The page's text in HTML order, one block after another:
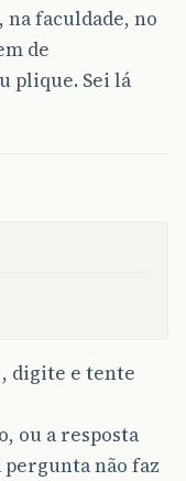
faculdade, no
de
plique. Sei lá
, digite e tente
ou a resposta
pergunta não faz